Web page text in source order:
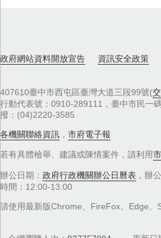
政府網站資料開放宣告 資訊安全政策
407610臺中市西屯區臺灣大道三段99號(
行動代表號：0910-289111，臺中市民一
撥：(04)2220-3585
各機關聯絡資訊 ， 市府電子報
若有具體檢舉、建議或陳情案件，請利用
辦公日期： 政府行政機關辦公日曆表 ，辦
時間：12:00-13:00
請使用最新版Chrome、FireFox、Edge、